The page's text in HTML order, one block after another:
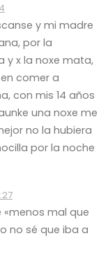
y mi madre
por la
y x la noxe mata,
comer a
con mis 14 años
una noxe me
no la hubiera
por la noche
mal que
no sé que iba a